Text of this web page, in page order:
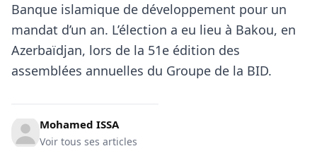
Banque islamique de développement pour un
mandat d’un an. L’élection a eu lieu à Bakou, en
Azerbaïdjan, lors de la 51e édition des
assemblées annuelles du Groupe de la BID.
Mohamed ISSA
Voir tous ses articles